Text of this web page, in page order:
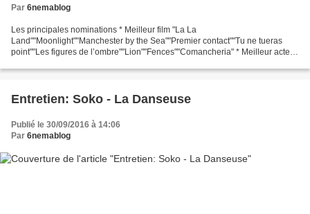
Par 6nemablog
Les principales nominations * Meilleur film "La La
Land""Moonlight""Manchester by the Sea""Premier contact""Tu ne tueras
point""Les figures de l’ombre""Lion""Fences""Comancheria" * Meilleur acteur
Entretien: Soko - La Danseuse
Publié le 30/09/2016 à 14:06
Par 6nemablog